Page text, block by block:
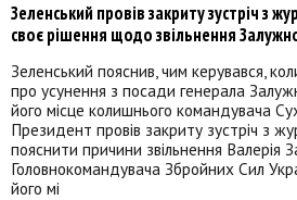
Зеленський провів закриту зустріч з
своє рішення щодо звільнення
Зеленський пояснив, чим керувався,
про усунення з посади генерала
його місце колишнього командувача
Президент провів закриту зустріч з
пояснити причини звільнення Валерія
Головнокомандувача Збройних Сил
його мі